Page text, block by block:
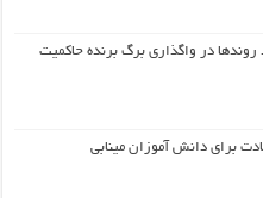
روندها در واگذاری برگ برنده حاکمیت
برای دانش آموزان مینابی